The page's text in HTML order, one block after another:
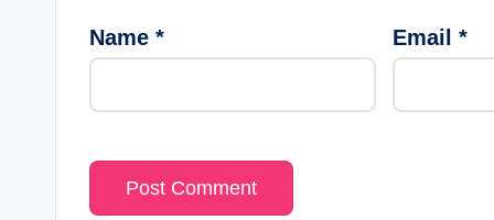
Name * Email *